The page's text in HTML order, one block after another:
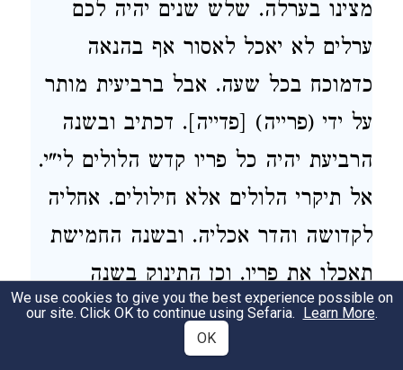
מצינו בערלה. שלש שנים יהיה לכם
ערלים לא יאכל לאסור אף בהנאה
כדמוכח בכל שעה. אבל ברביעית מותר
על ידי (פרייה) [פדייה]. דכתיב ובשנה
הרביעת יהיה כל פריו קדש הלולים לי"י.
אל תיקרי הלולים אלא חילולים. אחליה
לקדושה והדר אכליה. ובשנה החמישת
תאכלו את פריו. וכן התינוק בשנה
שלישית יגמל. משעברו עליו שתי שנים.
שכן דרך לתינוק להניק כ"ד חדש.
We use cookies to give you the best experience possible on
our site. Click OK to continue using Sefaria. Learn More.
OK